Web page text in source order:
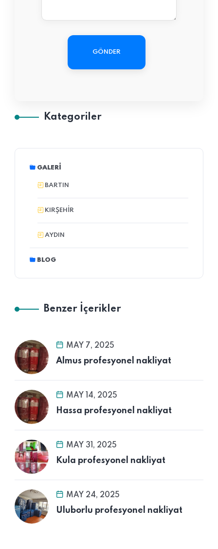
GÖNDER
Kategoriler
GALERI
BARTIN
KIRŞEHIR
AYDIN
BLOG
Benzer İçerikler
MAY 7, 2025
Almus profesyonel nakliyat
MAY 14, 2025
Hassa profesyonel nakliyat
MAY 31, 2025
Kula profesyonel nakliyat
MAY 24, 2025
Uluborlu profesyonel nakliyat